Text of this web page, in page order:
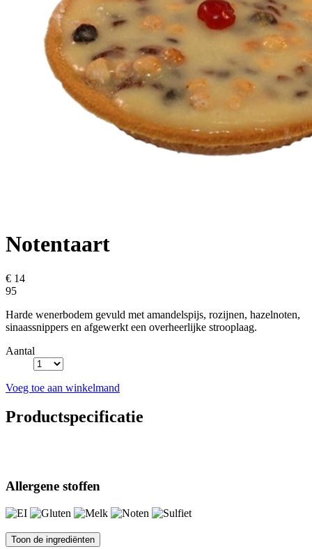
Notentaart
€ 14
95
Harde wenerbodem gevuld met amandelspijs, rozijnen, hazelnoten,
sinaassnippers en afgewerkt een overheerlijke strooplaag.
Aantal
Voeg toe aan winkelmand
Productspecificatie
Allergene stoffen